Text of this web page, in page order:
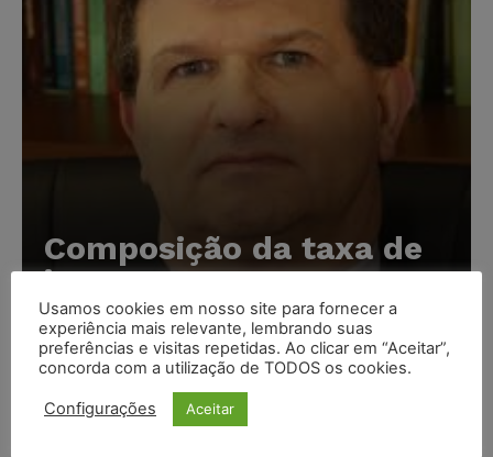
Composição da taxa de
juros
Carlos Henrique Abrão - 07/08/2026
sexual infantil gerado por IA circularem em suas
Usamos cookies em nosso site para fornecer a
experiência mais relevante, lembrando suas
preferências e visitas repetidas. Ao clicar em “Aceitar”,
concorda com a utilização de TODOS os cookies.
Configurações Aceitar